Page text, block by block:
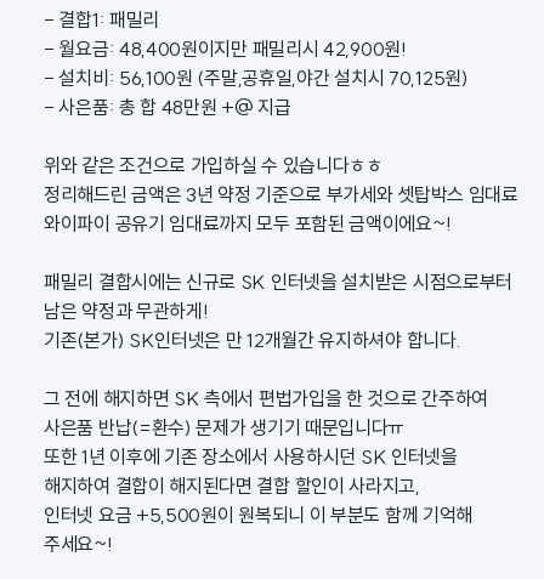
- 결합1: 패밀리
- 월요금: 48,400원이지만 패밀리시 42,900원!
- 설치비: 56,100원 (주말,공휴일,야간 설치시 70,125원)
- 사은품: 총 합 48만원 +@ 지급
위와 같은 조건으로 가입하실 수 있습니다ㅎㅎ
정리해드린 금액은 3년 약정 기준으로 부가세와 셋탑박스 임대료
와이파이 공유기 임대료까지 모두 포함된 금액이에요~!
패밀리 결합시에는 신규로 SK 인터넷을 설치받은 시점으로부터
남은 약정과 무관하게!
기존(본가) SK인터넷은 만 12개월간 유지하셔야 합니다.
그 전에 해지하면 SK 측에서 편법가입을 한 것으로 간주하여
사은품 반납(=환수) 문제가 생기기 때문입니다ㅠ
또한 1년 이후에 기존 장소에서 사용하시던 SK 인터넷을
해지하여 결합이 해지된다면 결합 할인이 사라지고,
인터넷 요금 +5,500원이 원복되니 이 부분도 함께 기억해
주세요~!